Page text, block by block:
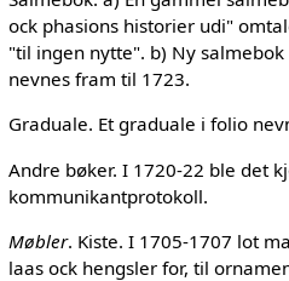
ock phasions historier udi"
"til ingen nytte". b) Ny
nevnes fram til 1723.
Graduale. Et graduale i folio
Andre bøker. I 1720-22 ble det
kommunikantprotokoll.
Møbler. Kiste. I 1705-1707 lot
laas ock hengsler for, til